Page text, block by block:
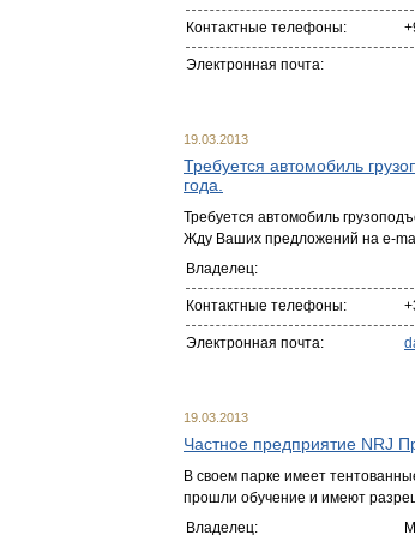
Контактные телефоны:
Электронная почта:
19.03.2013
Требуется автомобиль
года.
Требуется автомобиль
Жду Ваших предложений на e-
Владелец:
Контактные телефоны:
Электронная почта:
19.03.2013
Частное предприятие NRJ
В своем парке имеет
прошли обучение и имеют
Владелец: